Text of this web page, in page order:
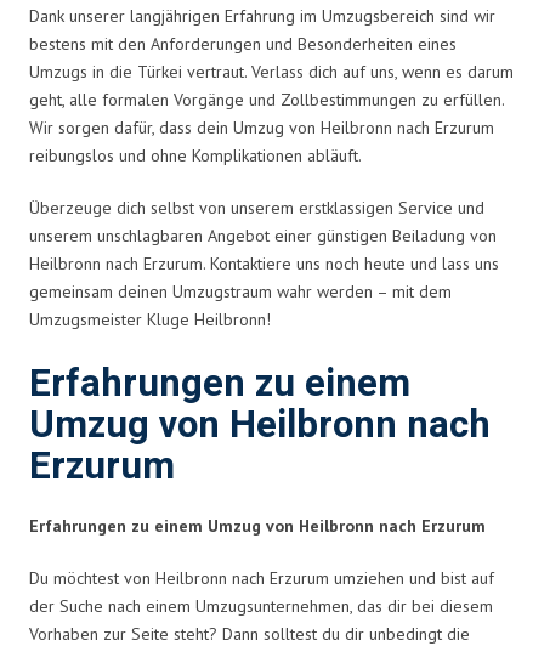
Dank unserer langjährigen Erfahrung im Umzugsbereich sind wir
bestens mit den Anforderungen und Besonderheiten eines
Umzugs in die Türkei vertraut. Verlass dich auf uns, wenn es darum
geht, alle formalen Vorgänge und Zollbestimmungen zu erfüllen.
Wir sorgen dafür, dass dein Umzug von Heilbronn nach Erzurum
reibungslos und ohne Komplikationen abläuft.
Überzeuge dich selbst von unserem erstklassigen Service und
unserem unschlagbaren Angebot einer günstigen Beiladung von
Heilbronn nach Erzurum. Kontaktiere uns noch heute und lass uns
gemeinsam deinen Umzugstraum wahr werden – mit dem
Umzugsmeister Kluge Heilbronn!
Erfahrungen zu einem
Umzug von Heilbronn nach
Erzurum
Erfahrungen zu einem Umzug von Heilbronn nach Erzurum
Du möchtest von Heilbronn nach Erzurum umziehen und bist auf
der Suche nach einem Umzugsunternehmen, das dir bei diesem
Vorhaben zur Seite steht? Dann solltest du dir unbedingt die